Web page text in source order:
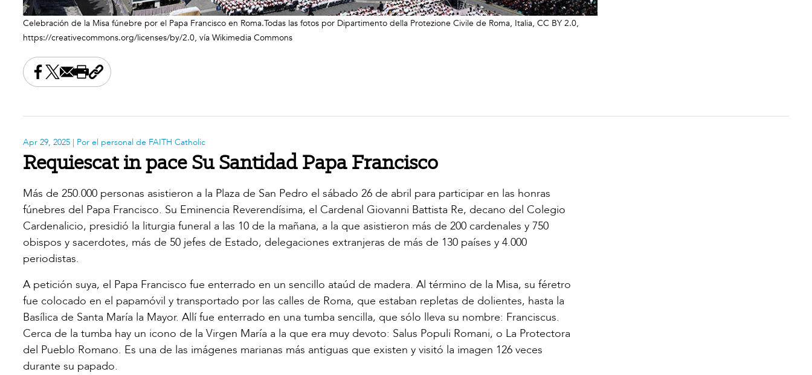
Celebración de la Misa fúnebre por el Papa Francisco en Roma.Todas las fotos por Dipartimento della Protezione Civile de Roma, Italia, CC BY 2.0,
https://creativecommons.org/licenses/by/2.0, vía Wikimedia Commons
Share this on Facebook
Share this on X
Share this by email
Print this page
Copy the page address
Apr 29, 2025 | Por el personal de FAITH Catholic
Requiescat in pace Su Santidad Papa Francisco
Más de 250.000 personas asistieron a la Plaza de San Pedro el sábado 26 de abril para participar en las honras
fúnebres del Papa Francisco. Su Eminencia Reverendísima, el Cardenal Giovanni Battista Re, decano del Colegio
Cardenalicio, presidió la liturgia funeral a las 10 de la mañana, a la que asistieron más de 200 cardenales y 750
obispos y sacerdotes, más de 50 jefes de Estado, delegaciones extranjeras de más de 130 países y 4.000
periodistas.
A petición suya, el Papa Francisco fue enterrado en un sencillo ataúd de madera. Al término de la Misa, su féretro
fue colocado en el papamóvil y transportado por las calles de Roma, que estaban repletas de dolientes, hasta la
Basílica de Santa María la Mayor. Allí fue enterrado en una tumba sencilla, que sólo lleva su nombre: Franciscus.
Cerca de la tumba hay un icono de la Virgen María a la que era muy devoto: Salus Populi Romani, o La Protectora
del Pueblo Romano. Es una de las imágenes marianas más antiguas que existen y visitó la imagen 126 veces
durante su papado.